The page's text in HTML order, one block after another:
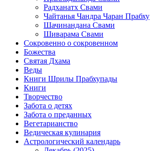
Радханатх Свами
Чайтанья Чандра Чаран Прабху
Шачинандана Свами
Шиварама Свами
Сокровенно о сокровенном
Божества
Святая Дхама
Веды
Книги Шрилы Прабхупады
Книги
Творчество
Забота о детях
Забота о преданных
Вегетарианство
Ведическая кулинария
Астрологический календарь